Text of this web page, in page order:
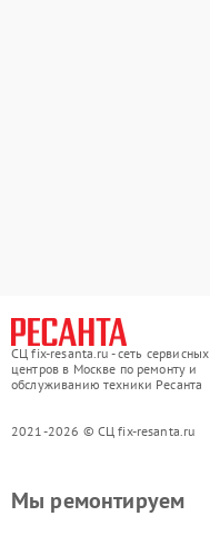
СЦ fix-resanta.ru - сеть сервисных
центров в Москве по ремонту и
обслуживанию техники Ресанта
2021-2026 © СЦ fix-resanta.ru
Мы ремонтируем